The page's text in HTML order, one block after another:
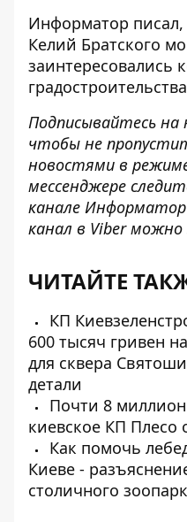
Информатор писал
Келий Братского
заинтересовались
Подписывайтесь
чтобы не
новостями в
мессенджере
канале Информатор
канал в Viber можно
ЧИТАЙТЕ
КП
600 тысяч гривен
для сквера
детали
Почти 8
киевское КП Плесо
Как помочь
Киеве -
столичного